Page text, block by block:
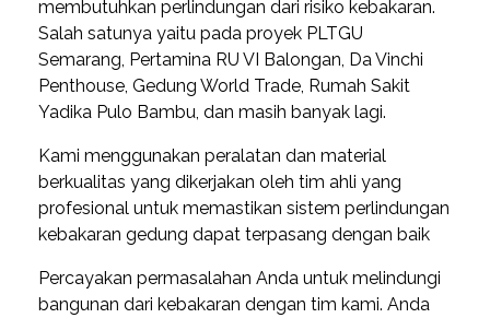
membutuhkan perlindungan dari risiko kebakaran.
Salah satunya yaitu pada proyek PLTGU
Semarang, Pertamina RU VI Balongan, Da Vinchi
Penthouse, Gedung World Trade, Rumah Sakit
Yadika Pulo Bambu, dan masih banyak lagi.
Kami menggunakan peralatan dan material
berkualitas yang dikerjakan oleh tim ahli yang
profesional untuk memastikan sistem perlindungan
kebakaran gedung dapat terpasang dengan baik
Percayakan permasalahan Anda untuk melindungi
bangunan dari kebakaran dengan tim kami. Anda